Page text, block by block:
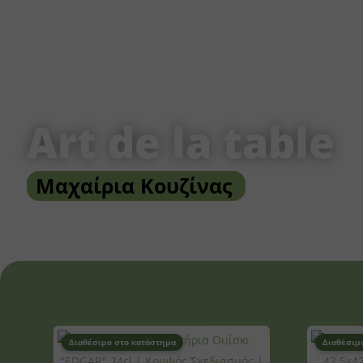
Art de la table
Μαχαίρια Κουζίνας
Διαθέσιμο στο κατάστημα